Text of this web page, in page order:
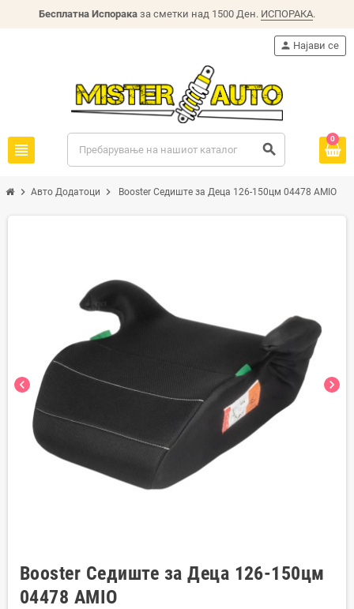
Бесплатна Испорака за сметки над 1500 Ден. ИСПОРАКА.
view_headline search
person Најави се
0
chevron_right Авто Додатоци chevron_right Booster Седиште за Деца 126-150цм 04478 AMIO
chevron_left chevron_right
Booster Седиште за Деца 126-150цм
04478 AMIO